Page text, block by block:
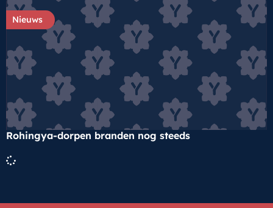
Nieuws
Rohingya-dorpen branden nog steeds